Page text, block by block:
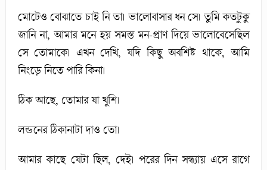
মোটেও বোঝাতে চাই নি তা। ভালোবাসার ধন সে। তুমি কতটুকু
জানি না, আমার মনে হয় সমস্ত মন-প্রাণ দিয়ে ভালোবেসেছিল
সে তোমাকে। এখন দেখি, যদি কিছু অবশিষ্ট থাকে, আমি
নিংড়ে নিতে পারি কিনা।
ঠিক আছে, তোমার যা খুশি।
লন্ডনের ঠিকানাটা দাও তো।
আমার কাছে যেটা ছিল, দেই। পরের দিন সন্ধ্যায় এসে রাগে